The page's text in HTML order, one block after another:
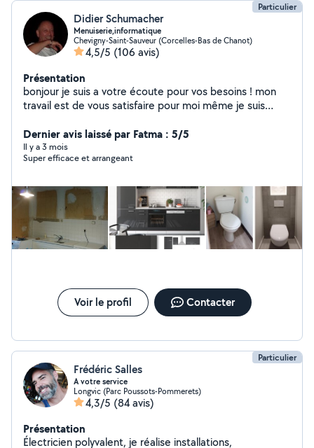
Particulier
Didier Schumacher
Menuiserie,informatique
Chevigny-Saint-Sauveur (Corcelles-Bas de Chanot)
4,5/5 (106 avis)
Présentation
bonjour je suis a votre écoute pour vos besoins ! mon
travail est de vous satisfaire pour moi même je suis
travaux dans toute la maison intérieur et extérieur
Dernier avis laissé par Fatma : 5/5
Il y a 3 mois
Super efficace et arrangeant
Voir le profil Contacter
Particulier
Frédéric Salles
A votre service
Longvic (Parc Poussots-Pommerets)
4,3/5 (84 avis)
Présentation
Électricien polyvalent, je réalise installations,